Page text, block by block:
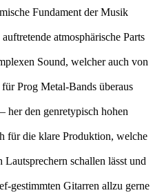
Fundament der Musik
atmosphärische Parts
Sound, welcher auch von
Prog Metal-Bands überaus
den genretypisch hohen
für die klare Produktion, welche
schallen lässt und
gestimmten Gitarren allzu gerne